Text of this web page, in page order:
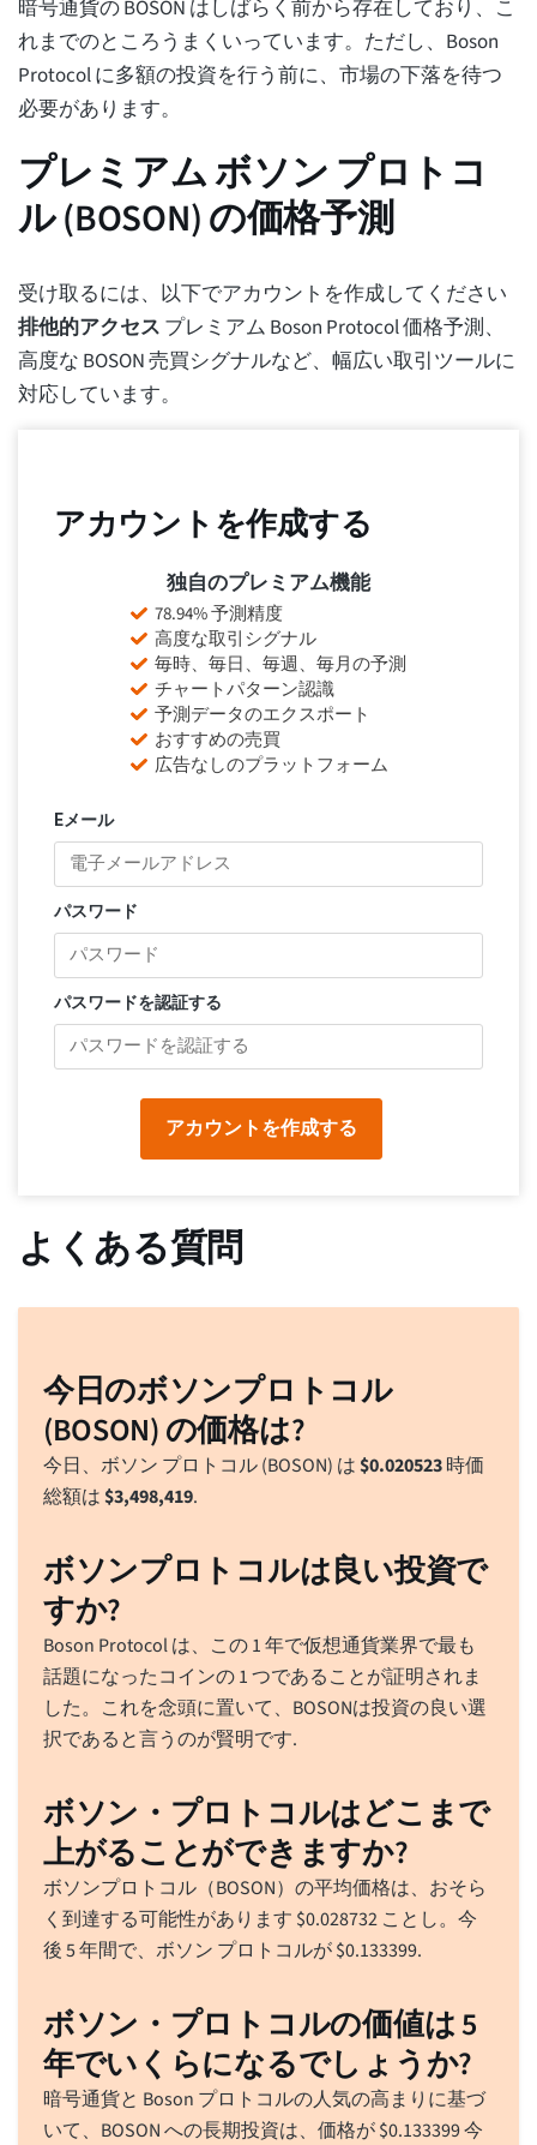
暗号通貨の BOSON はしばらく前から存在しており、こ
れまでのところうまくいっています。ただし、Boson
Protocol に多額の投資を行う前に、市場の下落を待つ
必要があります。
プレミアム ボソン プロトコ
ル (BOSON) の価格予測
受け取るには、以下でアカウントを作成してください
排他的アクセス プレミアム Boson Protocol 価格予測、
高度な BOSON 売買シグナルなど、幅広い取引ツールに
対応しています。
アカウントを作成する
Eメール
パスワード
パスワードを認証する
アカウントを作成する
独自のプレミアム機能
78.94% 予測精度
高度な取引シグナル
毎時、毎日、毎週、毎月の予測
チャートパターン認識
予測データのエクスポート
おすすめの売買
広告なしのプラットフォーム
よくある質問
今日のボソンプロトコル
(BOSON) の価格は?
今日、ボソン プロトコル (BOSON) は$0.020523時価
総額は$3,498,419.
ボソンプロトコルは良い投資で
すか?
Boson Protocol は、この 1 年で仮想通貨業界で最も
話題になったコインの 1 つであることが証明されま
した。これを念頭に置いて、BOSONは投資の良い選
択であると言うのが賢明です.
ボソン・プロトコルはどこまで
上がることができますか?
ボソンプロトコル（BOSON）の平均価格は、おそら
く到達する可能性があります $0.028732ことし。今
後 5 年間で、ボソン プロトコルが$0.133399.
ボソン・プロトコルの価値は 5
年でいくらになるでしょうか?
暗号通貨と Boson プロトコルの人気の高まりに基づ
いて、BOSON への長期投資は、価格が$0.133399今